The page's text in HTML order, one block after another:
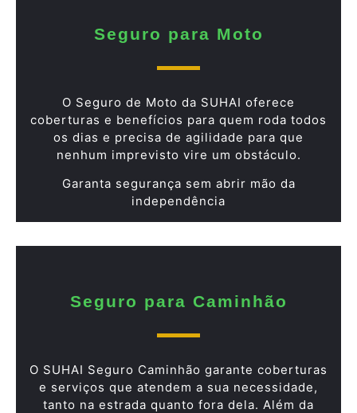
Seguro para Moto
O Seguro de Moto da SUHAI oferece
coberturas e benefícios para quem roda todos
os dias e precisa de agilidade para que
nenhum imprevisto vire um obstáculo.
Garanta segurança sem abrir mão da
independência
Seguro para Caminhão
O SUHAI Seguro Caminhão garante coberturas
e serviços que atendem a sua necessidade,
tanto na estrada quanto fora dela. Além da